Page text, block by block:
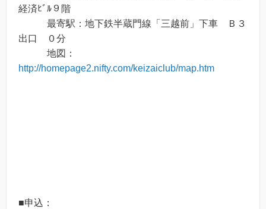
経済ﾋﾞﾙ９階
最寄駅：地下鉄半蔵門線「三越前」下車 Ｂ３
出口 ０分
地図：
http://homepage2.nifty.com/keizaiclub/map.htm
■申込：